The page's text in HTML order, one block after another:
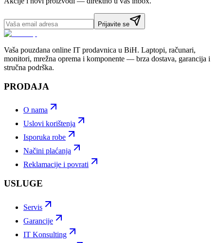
Prijavite se
Vaša pouzdana online IT prodavnica u BiH. Laptopi, računari,
monitori, mrežna oprema i komponente — brza dostava, garancija i
stručna podrška.
PRODAJA
O nama
Uslovi korištenja
Isporuka robe
Načini plaćanja
Reklamacije i povrati
USLUGE
Servis
Garancije
IT Konsulting